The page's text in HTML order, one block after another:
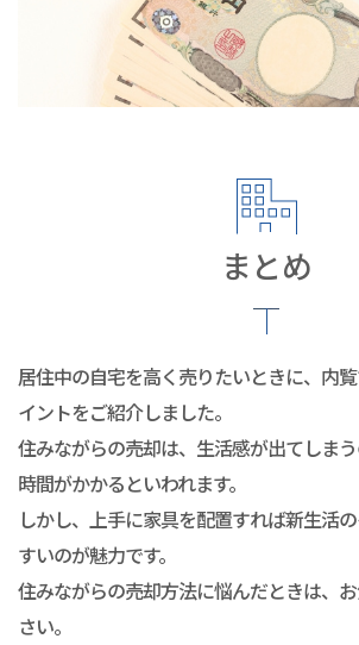
まとめ
居住中の自宅を高く売りたいときに、内
イントをご紹介しました。
住みながらの売却は、生活感が出てしま
時間がかかるといわれます。
しかし、上手に家具を配置すれば新生活
すいのが魅力です。
住みながらの売却方法に悩んだときは、
さい。